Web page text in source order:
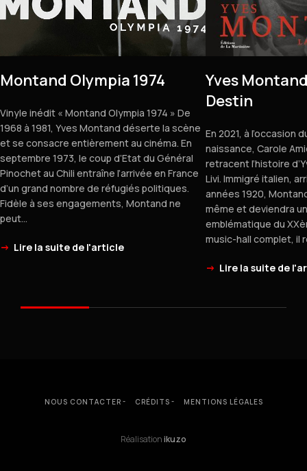
Montand Olympia 1974
Vinyle inédit « Montand Olympia 1974 » De
1968 à 1981, Yves Montand déserte la scène
et se consacre entièrement au cinéma. En
septembre 1973, le coup d’Etat du Général
Pinochet au Chili entraîne l’arrivée en France
d’un grand nombre de réfugiés politiques.
Fidèle à ses engagements, Montand ne
peut…
-> Lire la suite de l'article
Yves
Destin
En 2021, à l’occasion
naissance, Carole
retracent l’histoire
Livi. Immigré italien,
années 1920,
même et deviendra
emblématique du
music-hall complet, il
-> Lire la suite de
NOUS CONTACTER CRÉDITS MENTIONS LÉGALES
Réalisationikuzo